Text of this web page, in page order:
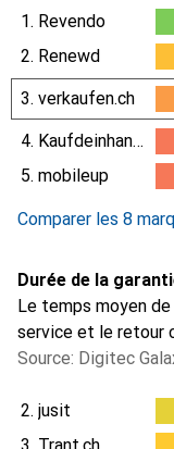
1. Revendo
0.3
2. Renewd
3. verkaufen.ch
4. Kaufdeinhandy.ch
5. mobileup
Comparer les 8
Durée de la
Le temps moyen
service et le retour
Source: Digitec
2. jusit
3. Trant.ch